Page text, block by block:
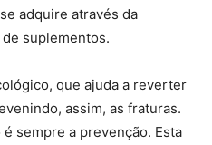
adquire através da
suplementos.
que ajuda a reverter
assim, as fraturas.
sempre a prevenção. Esta